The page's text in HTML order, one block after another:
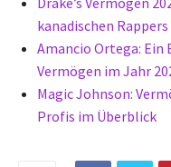
kanadischen Rappers
Amancio Ortega: Ein
Vermögen im Jahr
Magic Johnson:
Profis im Überblick